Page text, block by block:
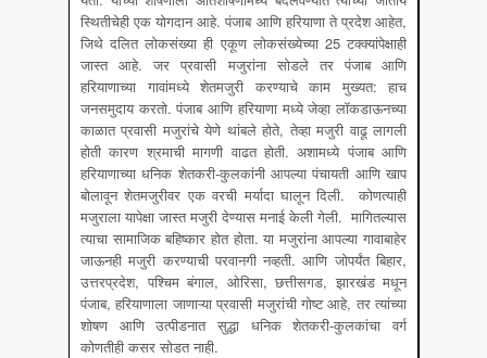
स्थितीचेही एक योगदान आहे. पंजाब आणि हरियाणा ते प्रदेश आहेत,
जिथे दलित लोकसंख्या ही एकूण लोकसंख्येच्या 25 टक्क्यांपेक्षाही
जास्त आहे. जर प्रवासी मजुरांना सोडले तर पंजाब आणि
हरियाणाच्या गावांमध्ये शेतमजुरी करण्याचे काम मुख्यत: हाच
जनसमुदाय करतो. पंजाब आणि हरियाणा मध्ये जेव्हा लॉकडाऊनच्या
काळात प्रवासी मजुरांचे येणे थांबले होते, तेव्हा मजुरी वाढू लागली
होती कारण श्रमाची मागणी वाढत होती. अशामध्ये पंजाब आणि
हरियाणाच्या धनिक शेतकरी-कुलकांनी आपल्या पंचायती आणि खाप
बोलावून शेतमजुरीवर एक वरची मर्यादा घालून दिली. कोणत्याही
मजुराला यापेक्षा जास्त मजुरी देण्यास मनाई केली गेली. मागितल्यास
त्याचा सामाजिक बहिष्कार होत होता. या मजुरांना आपल्या गावाबाहेर
जाऊनही मजुरी करण्याची परवानगी नव्हती. आणि जोपर्यंत बिहार,
उत्तरप्रदेश, पश्चिम बंगाल, ओरिसा, छत्तीसगड, झारखंड मधून
पंजाब, हरियाणाला जाणाऱ्या प्रवासी मजुरांची गोष्ट आहे, तर त्यांच्या
शोषण आणि उत्पीडनात सुद्धा धनिक शेतकरी-कुलकांचा वर्ग
कोणतीही कसर सोडत नाही.